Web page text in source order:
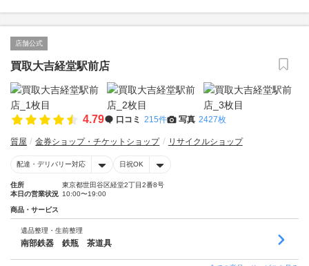
店舗公式
買取大吉経堂駅前店
4.79 口コミ 215件 写真 2427枚
質屋 金券ショップ・チケットショップ リサイクルショップ
配達・デリバリー対応 日祝OK
住所
東京都世田谷区経堂2丁目2番8号
本日の営業状況 10:00〜19:00
商品・サービス
遺品整理・生前整理
南部鉄器 鉄瓶 茶道具